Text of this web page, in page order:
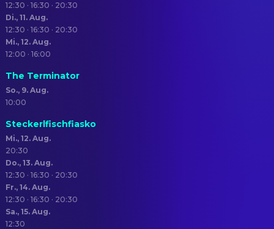
12:30 · 16:30 · 20:30
Di., 11. Aug.
12:30 · 16:30 · 20:30
Mi., 12. Aug.
12:00 · 16:00
The Terminator
So., 9. Aug.
10:00
Steckerlfischfiasko
Mi., 12. Aug.
20:30
Do., 13. Aug.
12:30 · 16:30 · 20:30
Fr., 14. Aug.
12:30 · 16:30 · 20:30
Sa., 15. Aug.
12:30